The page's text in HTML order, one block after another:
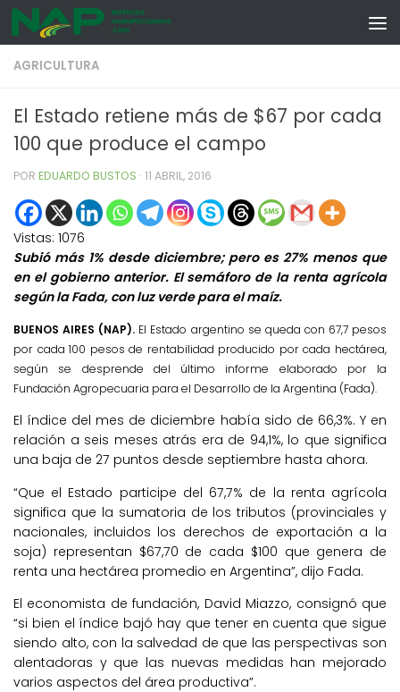
Skip to content
AGRICULTURA
El Estado retiene más de $67 por cada
100 que produce el campo
POR EDUARDO BUSTOS · 11 ABRIL, 2016
Vistas: 1076
Subió más 1% desde diciembre; pero es 27% menos que
en el gobierno anterior. El semáforo de la renta agrícola
según la Fada, con luz verde para el maíz.
BUENOS AIRES (NAP). El Estado argentino se queda con 67,7 pesos
por cada 100 pesos de rentabilidad producido por cada hectárea,
según se desprende del último informe elaborado por la
Fundación Agropecuaria para el Desarrollo de la Argentina (Fada).
El índice del mes de diciembre había sido de 66,3%. Y en
relación a seis meses atrás era de 94,1%, lo que significa
una baja de 27 puntos desde septiembre hasta ahora.
“Que el Estado participe del 67,7% de la renta agrícola
significa que la sumatoria de los tributos (provinciales y
nacionales, incluidos los derechos de exportación a la
soja) representan $67,70 de cada $100 que genera de
renta una hectárea promedio en Argentina”, dijo Fada.
El economista de fundación, David Miazzo, consignó que
“si bien el índice bajó hay que tener en cuenta que sigue
siendo alto, con la salvedad de que las perspectivas son
alentadoras y que las nuevas medidas han mejorado
varios aspectos del área productiva”.